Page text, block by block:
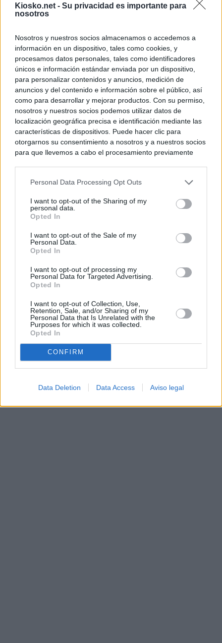
Kiosko.net - Su privacidad es importante para
nosotros
Nosotros y nuestros socios almacenamos o accedemos a
información en un dispositivo, tales como cookies, y
procesamos datos personales, tales como identificadores
únicos e información estándar enviada por un dispositivo,
para personalizar contenidos y anuncios, medición de
anuncios y del contenido e información sobre el público, así
como para desarrollar y mejorar productos. Con su permiso,
nosotros y nuestros socios podemos utilizar datos de
localización geográfica precisa e identificación mediante las
características de dispositivos. Puede hacer clic para
otorgarnos su consentimiento a nosotros y a nuestros socios
para que llevemos a cabo el procesamiento previamente
negar su consentimiento. Tenga en cuenta que algún
de su consentimiento, pero usted tiene el derecho de
rechazar tal procesamiento. Sus preferencias se aplicarán
cualquier momento entrando de nuevo en este sitio web o
visitando nuestra política de privacidad.
Personal Data Processing Opt Outs
I want to opt-out of the Sharing of my
personal data.
Opted In
I want to opt-out of the Sale of my
Personal Data.
Opted In
I want to opt-out of processing my
Personal Data for Targeted Advertising.
Opted In
I want to opt-out of Collection, Use,
Retention, Sale, and/or Sharing of my
Personal Data that Is Unrelated with the
Purposes for which it was collected.
Opted In
CONFIRM
Data Deletion Data Access Aviso legal